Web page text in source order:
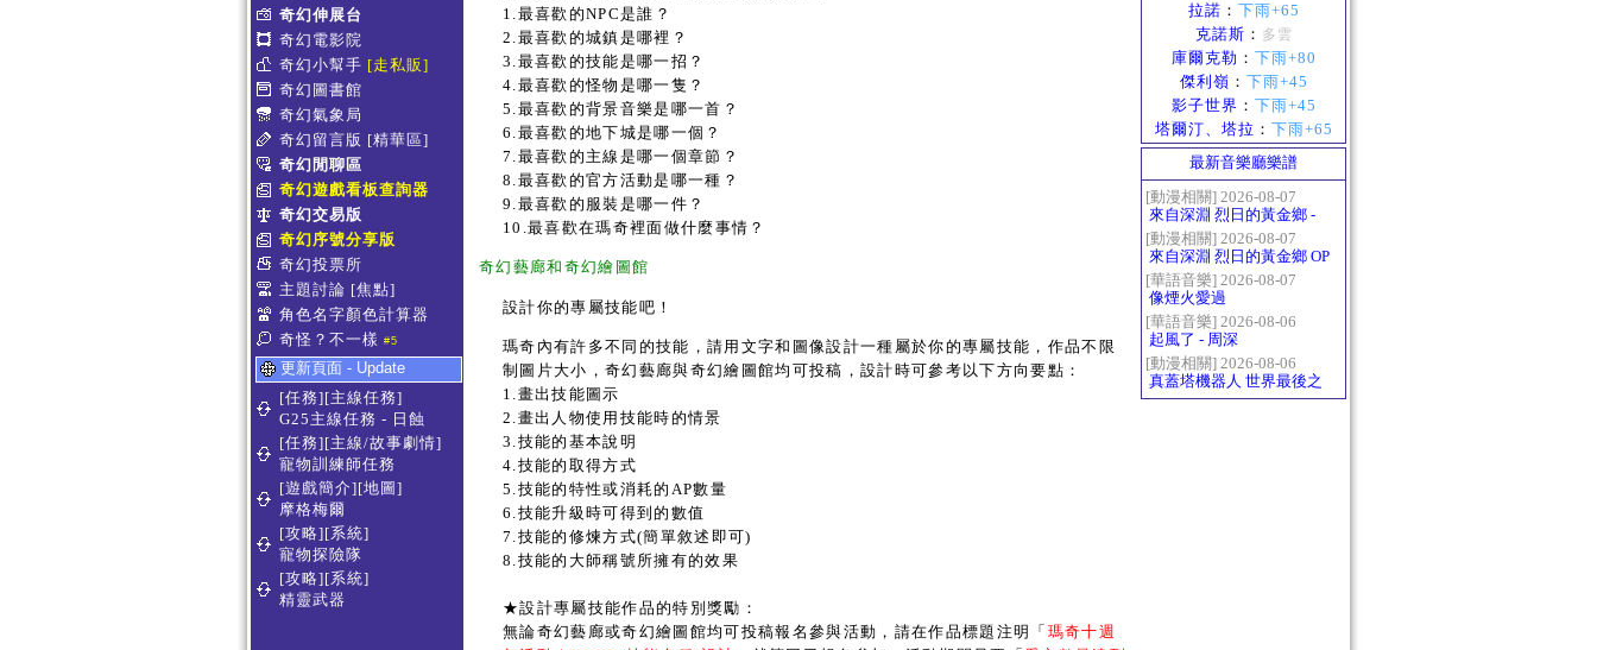
奇幻伸展台
奇幻電影院
奇幻小幫手 [走私販]
奇幻圖書館
奇幻氣象局
奇幻留言版 [精華區]
奇幻閒聊區
奇幻遊戲看板查詢器
奇幻交易版
奇幻序號分享版
奇幻投票所
主題討論 [焦點]
角色名字顏色計算器
奇怪？不一樣 #5
更新頁面 - Update
[任務][主線任務]
G25主線任務 - 日蝕
[任務][主線/故事劇情]
寵物訓練師任務
[遊戲簡介][地圖]
摩格梅爾
[攻略][系統]
寵物探險隊
[攻略][系統]
精靈武器
1.最喜歡的NPC是誰？
2.最喜歡的城鎮是哪裡？
3.最喜歡的技能是哪一招？
4.最喜歡的怪物是哪一隻？
5.最喜歡的背景音樂是哪一首？
6.最喜歡的地下城是哪一個？
7.最喜歡的主線是哪一個章節？
8.最喜歡的官方活動是哪一種？
9.最喜歡的服裝是哪一件？
10.最喜歡在瑪奇裡面做什麼事情？
奇幻藝廊和奇幻繪圖館
設計你的專屬技能吧！
瑪奇內有許多不同的技能，請用文字和圖像設計一種屬於你的專屬技能，作品不限
制圖片大小，奇幻藝廊與奇幻繪圖館均可投稿，設計時可參考以下方向要點：
1.畫出技能圖示
2.畫出人物使用技能時的情景
3.技能的基本說明
4.技能的取得方式
5.技能的特性或消耗的AP數量
6.技能升級時可得到的數值
7.技能的修煉方式(簡單敘述即可)
8.技能的大師稱號所擁有的效果
★設計專屬技能作品的特別獎勵：
無論奇幻藝廊或奇幻繪圖館均可投稿報名參與活動，請在作品標題注明「 瑪奇十週
拉諾 ： 下雨+65
克諾斯 ： 多雲
庫爾克勒 ： 下雨+80
傑利嶺 ： 下雨+45
影子世界 ： 下雨+45
塔爾汀、塔拉 ： 下雨+65
最新音樂廳樂譜
[動漫相關] 2026-08-07
來自深淵 烈日的黃金鄉 -
Gravity
[動漫相關] 2026-08-07
來自深淵 烈日的黃金鄉 OP
- かたち(Katachi)
[華語音樂] 2026-08-07
像煙火愛過
[華語音樂] 2026-08-06
起風了 - 周深
[動漫相關] 2026-08-06
真蓋塔機器人 世界最後之
日OP2 HEATS